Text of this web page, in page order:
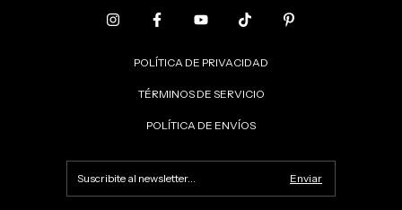
POLÍTICA DE PRIVACIDAD
TÉRMINOS DE SERVICIO
POLÍTICA DE ENVÍOS